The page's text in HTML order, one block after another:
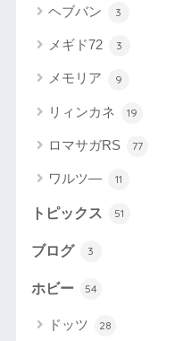
ヘブバン 3
メギド72 3
メモリア 9
リィンカネ 19
ロマサガRS 77
ワルツ― 11
トピックス 51
ブログ 3
ホビー 54
ドッツ 28